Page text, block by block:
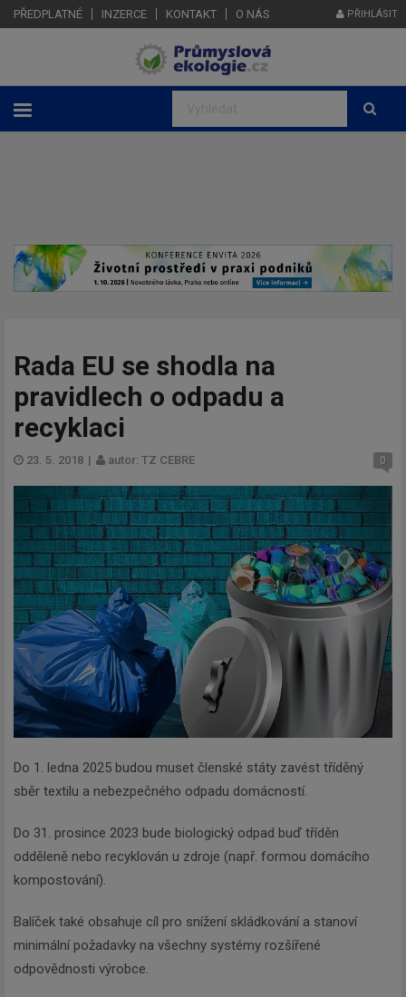
PŘEDPLATNÉ INZERCE KONTAKT O NÁS PŘIHLÁSIT
Rada EU se shodla na
pravidlech o odpadu a
recyklaci
23. 5. 2018 | autor: TZ CEBRE 0
Do 1. ledna 2025 budou muset členské státy zavést tříděný
sběr textilu a nebezpečného odpadu domácností.
Do 31. prosince 2023 bude biologický odpad buď tříděn
odděleně nebo recyklován u zdroje (např. formou domácího
kompostování).
Balíček také obsahuje cíl pro snížení skládkování a stanoví
minimální požadavky na všechny systémy rozšířené
odpovědnosti výrobce.